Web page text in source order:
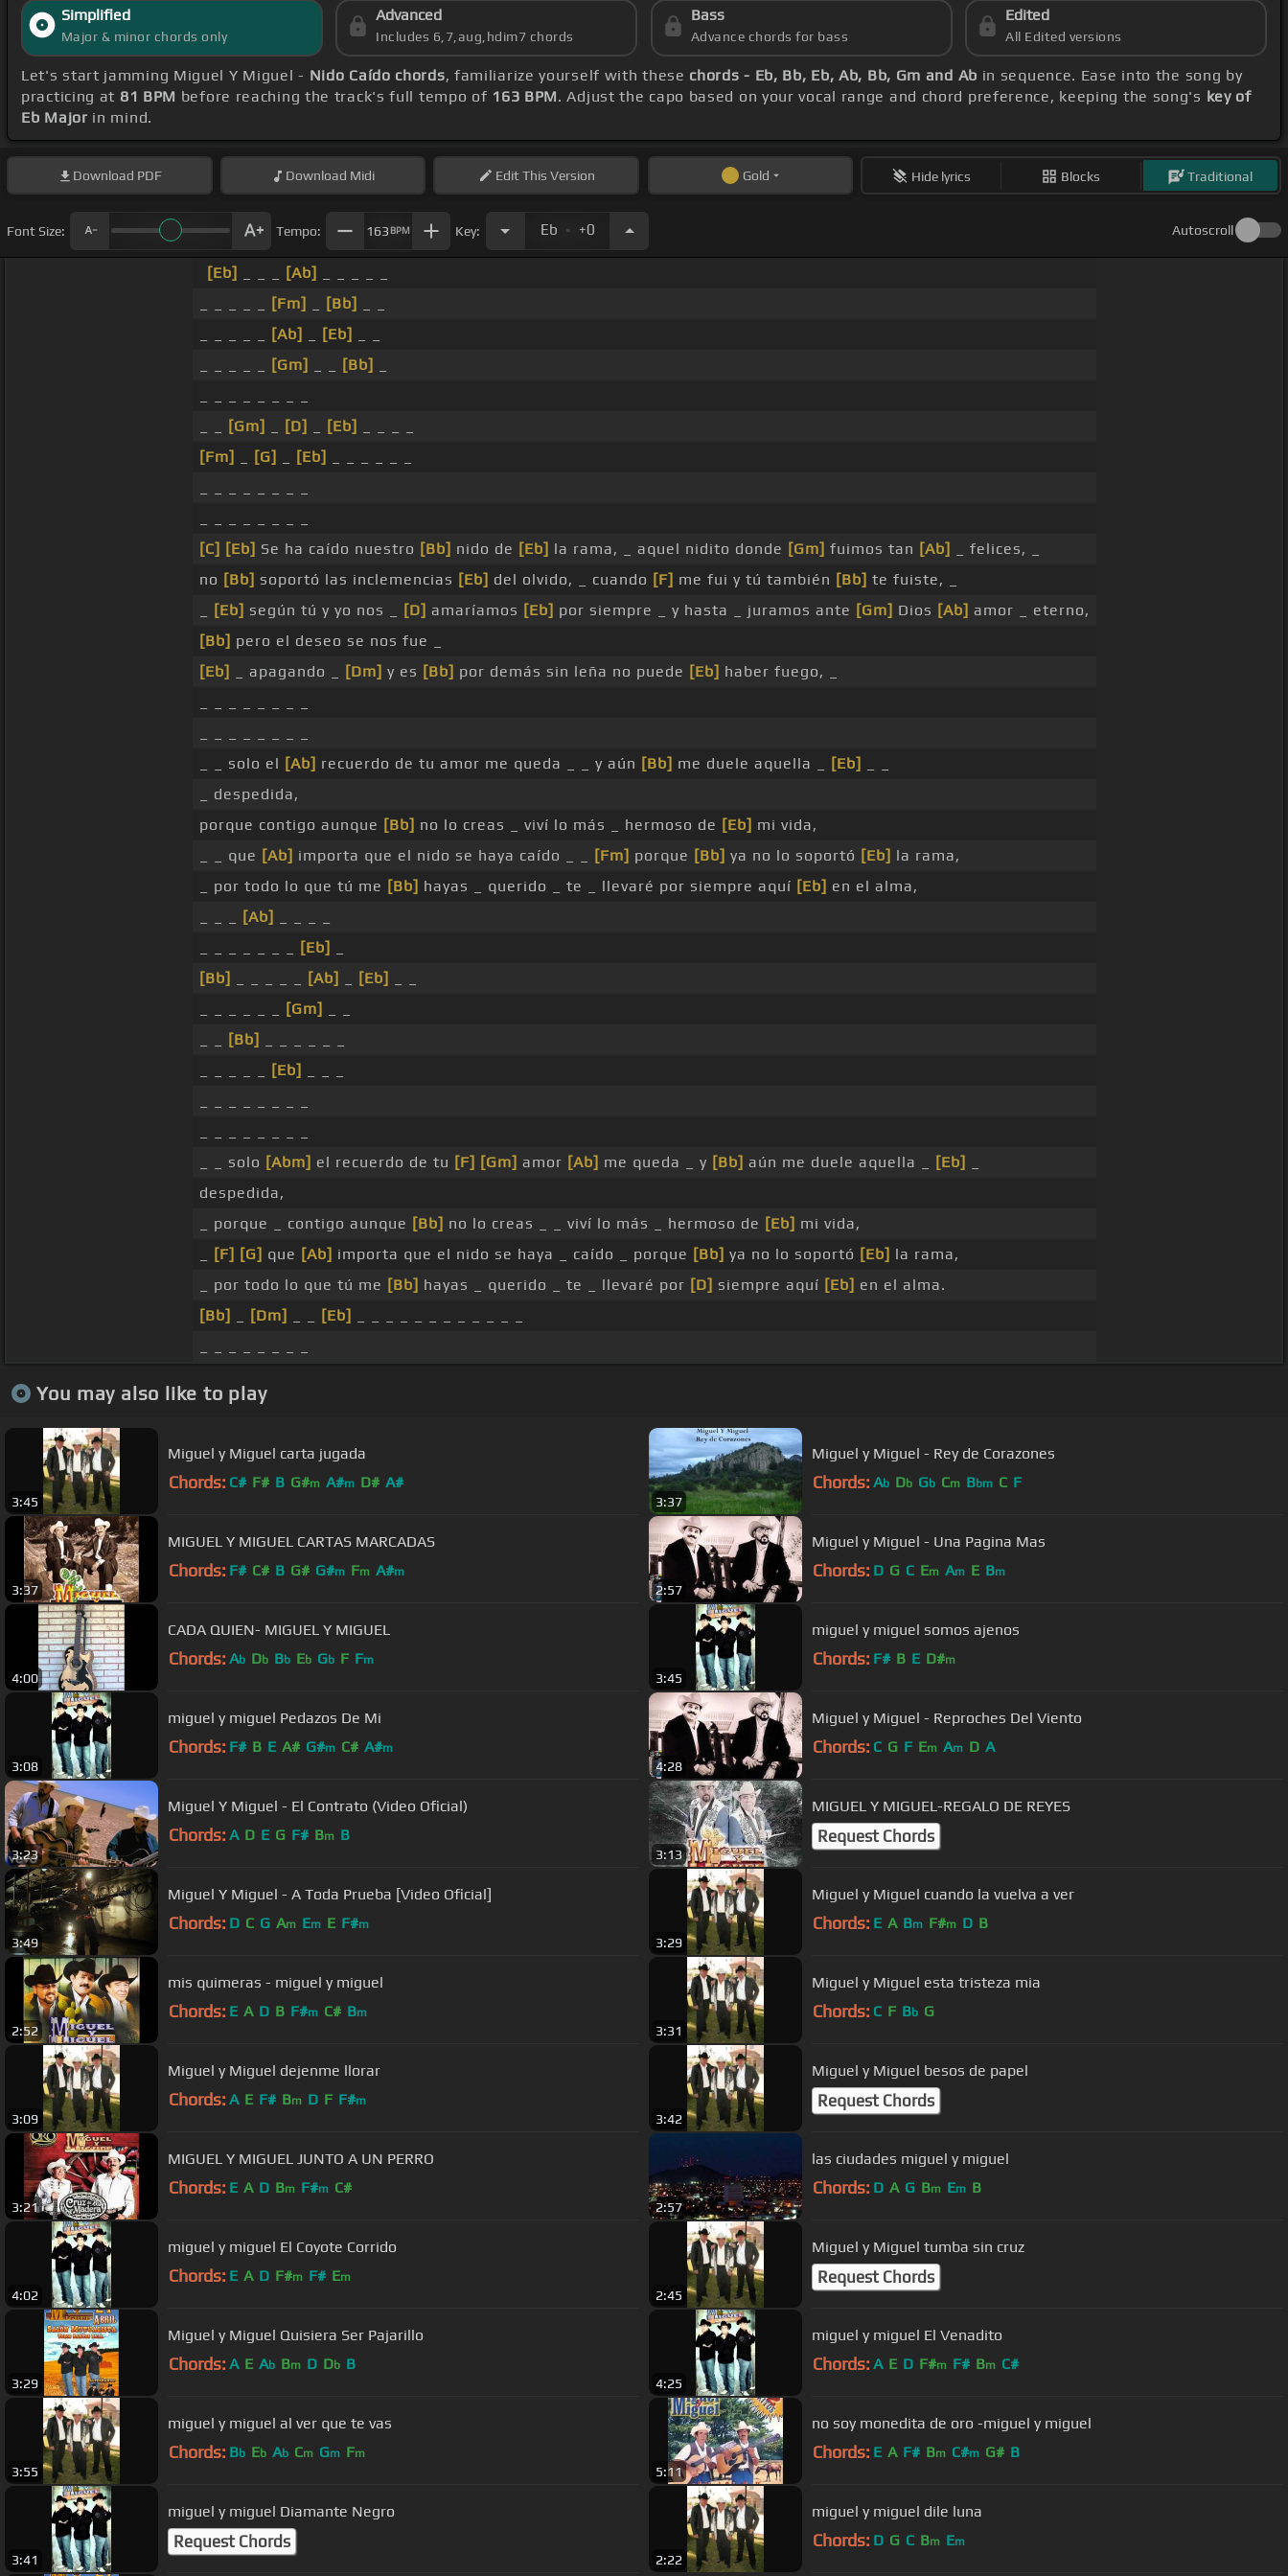
Simplified
Major & minor chords only
Advanced
Includes 6,7,aug,hdim7 chords
Bass
Advance chords for bass
Edited
All Edited versions
Let's start jamming Miguel Y Miguel - Nido Caído chords, familiarize yourself with these chords - Eb, Bb, Eb, Ab, Bb, Gm and Ab in sequence. Ease into the song by
practicing at 81 BPM before reaching the track's full tempo of 163 BPM. Adjust the capo based on your vocal range and chord preference, keeping the song's key of
Eb Major in mind.
Download PDF Download Midi EditThis Version Gold Hide lyrics Blocks Traditional
Font Size: Tempo: 163 BPM Key: Eb . +0 Autoscroll
[Eb] [Ab]
[Fm] [Bb]
[Ab] [Eb]
[Gm] [Bb]
[Gm] [D] [Eb]
[Fm]
[G] [Eb]
[C] [Eb] Se ha caído nuestro [Bb] nido de [Eb] la rama, _ aquel nidito donde [Gm] fuimos tan [Ab]
_ felices, _
no [Bb] soportó las inclemencias [Eb] del olvido, _ cuando [F] me fui y tú también [Bb] te fuiste, _
[Eb] según tú y yo nos _ [D] amaríamos [Eb] por siempre _ y hasta _ juramos ante [Gm] Dios [Ab] amor _ eterno,
[Bb] pero el deseo se nos fue _
[Eb]
_ apagando _ [Dm] y es [Bb] por demás sin leña no puede [Eb] haber fuego, _
_ _ solo el [Ab] recuerdo de tu amor me queda _ _ y aún [Bb] me duele aquella _ [Eb]
_ despedida,
porque contigo aunque [Bb] no lo creas _ viví lo más _ hermoso de [Eb] mi vida,
_ _ que [Ab] importa que el nido se haya caído _ _ [Fm] porque [Bb] ya no lo soportó [Eb] la rama,
_ por todo lo que tú me [Bb] hayas _ querido _ te _ llevaré por siempre aquí [Eb] en el alma,
[Ab]
[Eb]
[Bb]
[Ab] [Eb]
[Gm]
[Bb]
[Eb]
_ _ solo [Abm] el recuerdo de tu [F] [Gm] amor [Ab] me queda _ y [Bb] aún me duele aquella _ [Eb]
despedida,
_ porque _ contigo aunque [Bb] no lo creas _ _ viví lo más _ hermoso de [Eb] mi vida,
[F] [G] que [Ab] importa que el nido se haya _ caído _ porque [Bb] ya no lo soportó [Eb] la rama,
_ por todo lo que tú me [Bb] hayas _ querido _ te _ llevaré por [D] siempre aquí [Eb] en el alma.
[Bb]
[Dm] [Eb]
You may also like to play
3:45
Miguel y Miguel carta jugada
Chords: C# F# B G#m A#m D# A#
3:37
Miguel y Miguel - Rey de Corazones
Chords: Ab Db Gb Cm Bbm C F
3:37
MIGUEL Y MIGUEL CARTAS MARCADAS
Chords: F# C# B G# G#m Fm A#m
2:57
Miguel y Miguel - Una Pagina Mas
Chords: D G C Em Am E Bm
4:00
CADA QUIEN- MIGUEL Y MIGUEL
Chords: Ab Db Bb Eb Gb F Fm
3:45
miguel y miguel somos ajenos
Chords: F# B E D#m
3:08
miguel y miguel Pedazos De Mi
Chords: F# B E A# G#m C# A#m
4:28
Miguel y Miguel - Reproches Del Viento
Chords: C G F Em Am D A
3:23
Miguel Y Miguel - El Contrato (Video Oficial)
Chords: A D E G F# Bm B
3:13
MIGUEL Y MIGUEL-REGALO DE REYES
Request Chords
3:49
Miguel Y Miguel - A Toda Prueba [Video Oficial]
Chords: D C G Am Em E F#m
3:29
Miguel y Miguel cuando la vuelva a ver
Chords: E A Bm F#m D B
2:52
mis quimeras - miguel y miguel
Chords: E A D B F#m C# Bm
3:31
Miguel y Miguel esta tristeza mia
Chords: C F Bb G
3:09
Miguel y Miguel dejenme llorar
Chords: A E F# Bm D F F#m
3:42
Miguel y Miguel besos de papel
Request Chords
3:21
MIGUEL Y MIGUEL JUNTO A UN PERRO
Chords: E A D Bm F#m C#
2:57
las ciudades miguel y miguel
Chords: D A G Bm Em B
4:02
miguel y miguel El Coyote Corrido
Chords: E A D F#m F# Em
2:45
Miguel y Miguel tumba sin cruz
Request Chords
3:29
Miguel y Miguel Quisiera Ser Pajarillo
Chords: A E Ab Bm D Db B
4:25
miguel y miguel El Venadito
Chords: A E D F#m F# Bm C#
3:55
miguel y miguel al ver que te vas
Chords: Bb Eb Ab Cm Gm Fm
5:11
no soy monedita de oro -miguel y miguel
Chords: E A F# Bm C#m G# B
3:41
miguel y miguel Diamante Negro
Request Chords
2:22
miguel y miguel dile luna
Chords: D G C Bm Em